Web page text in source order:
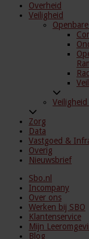
Overheid
Veiligheid
Zorg
Data
Vastgoed &
Overig
Nieuwsbrief
Sbo.nl
Incompany
Over ons
Werken bij SBO
Klantenservice
Mijn
Blog